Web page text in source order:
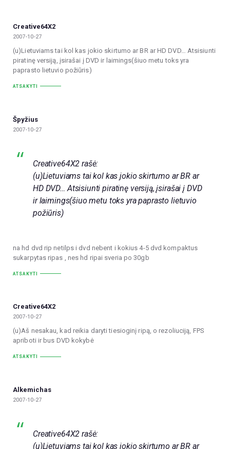
Creative64X2
2007-10-27
(u)Lietuviams tai kol kas jokio skirtumo ar BR ar HD DVD… Atsisiunti
piratinę versiją, įsirašai į DVD ir laimings(šiuo metu toks yra
paprasto lietuvio požiūris)
ATSAKYTI
Špyžius
2007-10-27
Creative64X2 rašė:
(u)Lietuviams tai kol kas jokio skirtumo ar BR ar
HD DVD… Atsisiunti piratinę versiją, įsirašai į DVD
ir laimings(šiuo metu toks yra paprasto lietuvio
požiūris)
na hd dvd rip netilps i dvd nebent i kokius 4-5 dvd kompaktus
sukarpytas ripas , nes hd ripai sveria po 30gb
ATSAKYTI
Creative64X2
2007-10-27
(u)Aš nesakau, kad reikia daryti tiesioginį ripą, o rezoliuciją, FPS
apriboti ir bus DVD kokybė
ATSAKYTI
Alkemichas
2007-10-27
Creative64X2 rašė:
(u)Lietuviams tai kol kas jokio skirtumo ar BR ar